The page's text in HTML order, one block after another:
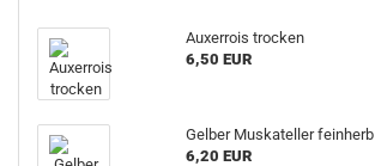
Auxerrois trocken
6,50 EUR
Gelber Muskateller feinherb
6,20 EUR